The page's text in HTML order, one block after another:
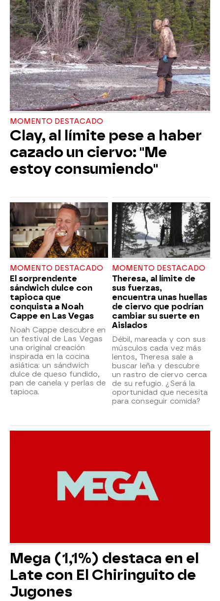
MOMENTO DESTACADO
Clay, al límite pese a haber
cazado un ciervo: "Me
estoy consumiendo"
MOMENTO DESTACADO
El sorprendente
sándwich dulce con
tapioca que
conquista a Noah
Cappe en Las Vegas
Noah Cappe descubre en
un festival de Las Vegas
una original creación
inspirada en la cocina
asiática: un sándwich
dulce de queso fundido,
pan de canela y perlas de
tapioca.
MOMENTO DESTACADO
Theresa, al límite de
sus fuerzas,
encuentra unas huellas
de ciervo que podrían
cambiar su suerte en
Aislados
Débil, mareada y con sus
músculos cada vez más
lentos, Theresa sale a
buscar leña y descubre
un rastro de ciervo cerca
de su refugio. ¿Será la
oportunidad que necesita
para conseguir comida?
Mega (1,1%) destaca en el
Late con El Chiringuito de
Jugones